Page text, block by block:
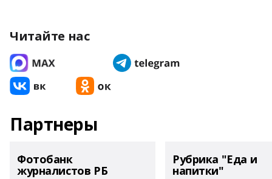
Читайте нас
Партнеры
Фотобанк
журналистов РБ
Рубрика "Еда и
напитки"